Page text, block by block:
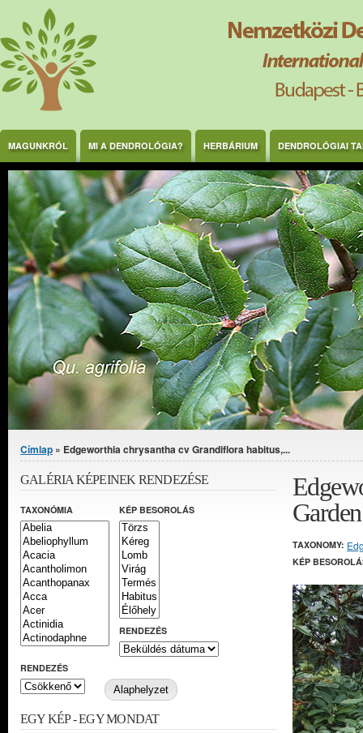
Ugrás a tartalomra
MAGUNKRÓL MI A DENDROLÓGIA? HERBÁRIUM DENDROLÓGIAI
Jelenlegi hely
Címlap » Edgeworthia chrysantha cv Grandiflora habitus,...
Garden
TAXONOMY:
KÉP
GALÉRIA KÉPEINEK RENDEZÉSE
TAXONÓMIA KÉP BESOROLÁS
RENDEZÉS
RENDEZÉS
EGY KÉP - EGY MONDAT